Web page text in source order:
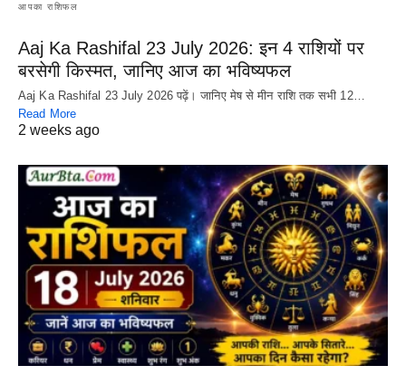
आपका राशिफल
Aaj Ka Rashifal 23 July 2026: इन 4 राशियों पर
बरसेगी किस्मत, जानिए आज का भविष्यफल
Aaj Ka Rashifal 23 July 2026 पढ़ें। जानिए मेष से मीन राशि तक सभी 12…
Read More
2 weeks ago